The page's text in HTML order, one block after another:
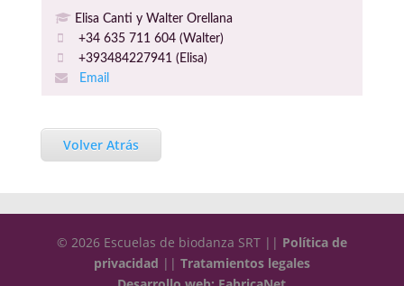
Elisa Canti y Walter Orellana
+34 635 711 604 (Walter)
+393484227941 (Elisa)
Email
Volver Atrás
© 2026 Escuelas de biodanza SRT || Política de
privacidad || Tratamientos legales